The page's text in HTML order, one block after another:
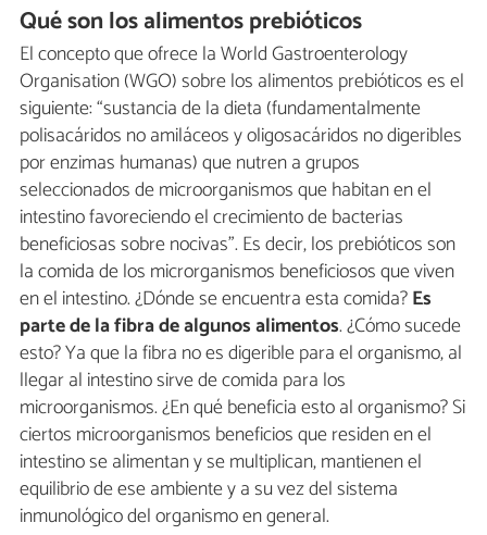
Qué son los alimentos prebióticos
El concepto que ofrece la World Gastroenterology
Organisation (WGO) sobre los alimentos prebióticos es el
siguiente: “sustancia de la dieta (fundamentalmente
polisacáridos no amiláceos y oligosacáridos no digeribles
por enzimas humanas) que nutren a grupos
seleccionados de microorganismos que habitan en el
intestino favoreciendo el crecimiento de bacterias
beneficiosas sobre nocivas”. Es decir, los prebióticos son
la comida de los microrganismos beneficiosos que viven
en el intestino. ¿Dónde se encuentra esta comida?Es
parte de la fibra de algunos alimentos. ¿Cómo sucede
esto? Ya que la fibra no es digerible para el organismo, al
llegar al intestino sirve de comida para los
microorganismos. ¿En qué beneficia esto al organismo? Si
ciertos microorganismos beneficios que residen en el
intestino se alimentan y se multiplican, mantienen el
equilibrio de ese ambiente y a su vez del sistema
inmunológico del organismo en general.